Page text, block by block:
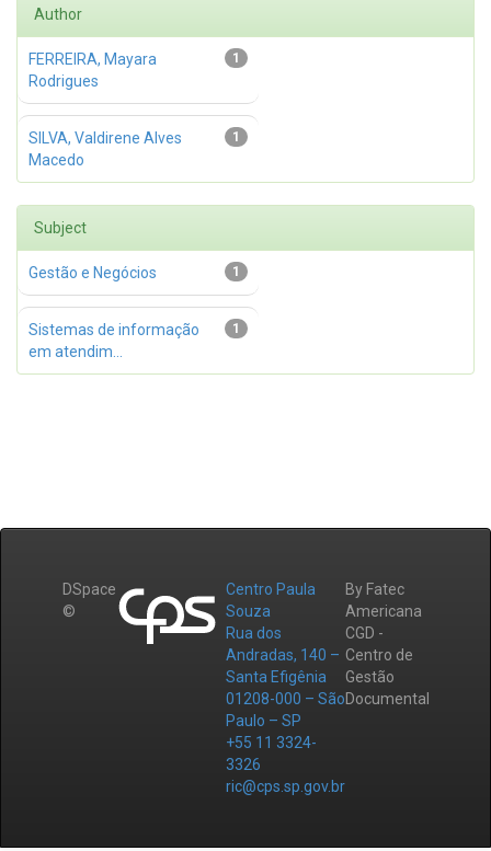
Author
1
FERREIRA, Mayara
Rodrigues
1
SILVA, Valdirene Alves
Macedo
Subject
1
Gestão e Negócios
1
Sistemas de informação
em atendim...
DSpace
©
Centro Paula
Souza
Rua dos
Andradas, 140 –
Santa Efigênia
01208-000 – São
Paulo – SP
+55 11 3324-
3326
ric@cps.sp.gov.br
By Fatec
Americana
CGD -
Centro de
Gestão
Documental